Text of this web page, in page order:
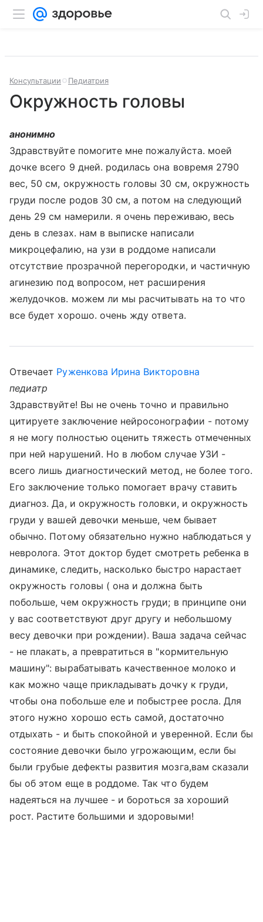
Консультации Педиатрия
Окружность головы
анонимно
Здравствуйте помогите мне пожалуйста. моей
дочке всего 9 дней. родилась она вовремя 2790
вес, 50 см, окружность головы 30 см, окружность
груди после родов 30 см, а потом на следующий
день 29 см намерили. я очень переживаю, весь
день в слезах. нам в выписке написали
микроцефалию, на узи в роддоме написали
отсутствие прозрачной перегородки, и частичную
агинезию под вопросом, нет расширения
желудочков. можем ли мы расчитывать на то что
все будет хорошо. очень жду ответа.
Отвечает Руженкова Ирина Викторовна
педиатр
Здравствуйте! Вы не очень точно и правильно
цитируете заключение нейросонографии - потому
я не могу полностью оценить тяжесть отмеченных
при ней нарушений. Но в любом случае УЗИ -
всего лишь диагностический метод, не более того.
Его заключение только помогает врачу ставить
диагноз. Да, и окружность головки, и окружность
груди у вашей девочки меньше, чем бывает
обычно. Потому обязательно нужно наблюдаться у
невролога. Этот доктор будет смотреть ребенка в
динамике, следить, насколько быстро нарастает
окружность головы ( она и должна быть
побольше, чем окружность груди; в принципе они
у вас соответствуют друг другу и небольшому
весу девочки при рождении). Ваша задача сейчас
- не плакать, а превратиться в "кормительную
машину": вырабатывать качественное молоко и
как можно чаще прикладывать дочку к груди,
чтобы она побольше еле и побыстрее росла. Для
этого нужно хорошо есть самой, достаточно
отдыхать - и быть спокойной и уверенной. Если бы
состояние девочки было угрожающим, если бы
были грубые дефекты развития мозга,вам сказали
бы об этом еще в роддоме. Так что будем
надеяться на лучшее - и бороться за хороший
рост. Растите большими и здоровыми!